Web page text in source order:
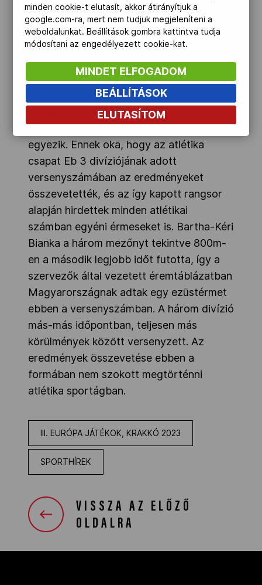
női Point Fighting - 60 kg Busa Andrea -
Ceci Francesca (ITA) 4 - 7
férfi Point Fighting - 74 kg IRL Tait
Nathan (IRL) - Bálint Martin 5 - 15
Megjegyzés: A MOB által vezetett
éremtábla és a szervezők táblázata nem
egyezik. Ennek oka, hogy az atlétika
csapat Eb 3 divíziójának adott
versenyszámában az eredményeket
összevetették, és az így kapott rangsor
alapján hirdettek minden atlétikai
számban egyéni érmeseket is. Bartha-Kéri
Bianka a három mezőnyt tekintve 800m-
en a második legjobb időt futotta, így a
szervezők által vezetett éremtáblázatban
Magyarországnak adtak egy ezüstérmet
ebben a versenyszámban. A három divízió
más-más időpontban, teljesen más
körülmények között versenyzett. Az
eredmények összevetése ebben a
formában nem szokott megtörténni
atlétika sportágban.
III. EURÓPA JÁTÉKOK, KRAKKÓ 2023
SPORTHÍREK
VISSZA AZ ELŐZŐ
OLDALRA
minden cookie-t elutasít, akkor átirányítjuk a
google.com-ra, mert nem tudjuk megjeleníteni a
weboldalunkat. Beállítások gombra kattintva tudja
módosítani az engedélyezett cookie-kat.
MINDET ELFOGADOM
BEÁLLÍTÁSOK
ELUTASÍTOM